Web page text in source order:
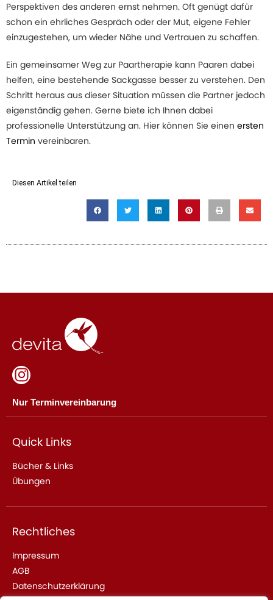
Perspektiven des anderen ernst nehmen. Oft genügt dafür
schon ein ehrliches Gespräch oder der Mut, eigene Fehler
einzugestehen, um wieder Nähe und Vertrauen zu schaffen.
Ein gemeinsamer Weg zur Paartherapie kann Paaren dabei
helfen, eine bestehende Sackgasse besser zu verstehen. Den
Schritt heraus aus dieser Situation müssen die Partner jedoch
eigenständig gehen. Gerne biete ich Ihnen dabei
professionelle Unterstützung an. Hier können Sie einen ersten
Termin vereinbaren.
Diesen Artikel teilen
Nur Terminvereinbarung
Quick Links
Bücher & Links
Übungen
Rechtliches
Impressum
AGB
Datenschutzerklärung